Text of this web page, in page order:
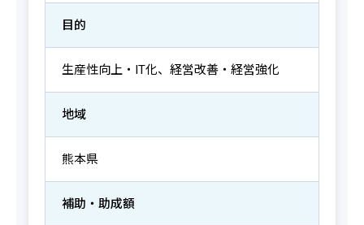
目的
生産性向上・IT化、経営改善・経営強化
地域
熊本県
補助・助成額